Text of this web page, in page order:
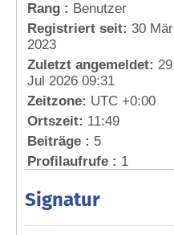
Rang : Benutzer
Registriert seit: 30 Mär
2023
Zuletzt angemeldet: 29
Jul 2026 09:31
Zeitzone: UTC +0:00
Ortszeit: 11:49
Beiträge : 5
Profilaufrufe : 1
Signatur